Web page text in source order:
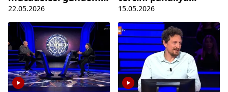
oldu!
22.05.2026
patladı!
15.05.2026